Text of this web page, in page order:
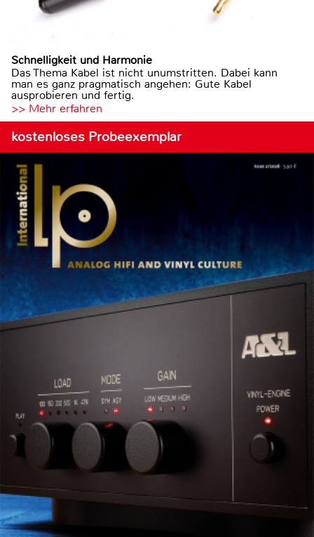
Schnelligkeit und Harmonie
Das Thema Kabel ist nicht unumstritten. Dabei kann
man es ganz pragmatisch angehen: Gute Kabel
ausprobieren und fertig.
>> Mehr erfahren
kostenloses Probeexemplar